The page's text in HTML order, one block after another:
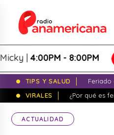
|4:00PM - 8:00PM
TIPS Y SALUD
Feriado
VIRALES
¿Por qué es
ACTUALIDAD